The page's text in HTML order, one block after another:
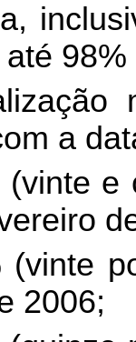
a
(vinte e
(vinte
2006;